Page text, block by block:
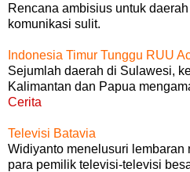
Rencana ambisius untuk
komunikasi sulit.
Indonesia Timur Tunggu RUU
Sejumlah daerah di Sulawesi,
Kalimantan dan Papua
Cerita
Televisi Batavia
Widiyanto menelusuri lembaran
para pemilik televisi-televisi